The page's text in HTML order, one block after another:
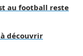
au football reste
découvrir